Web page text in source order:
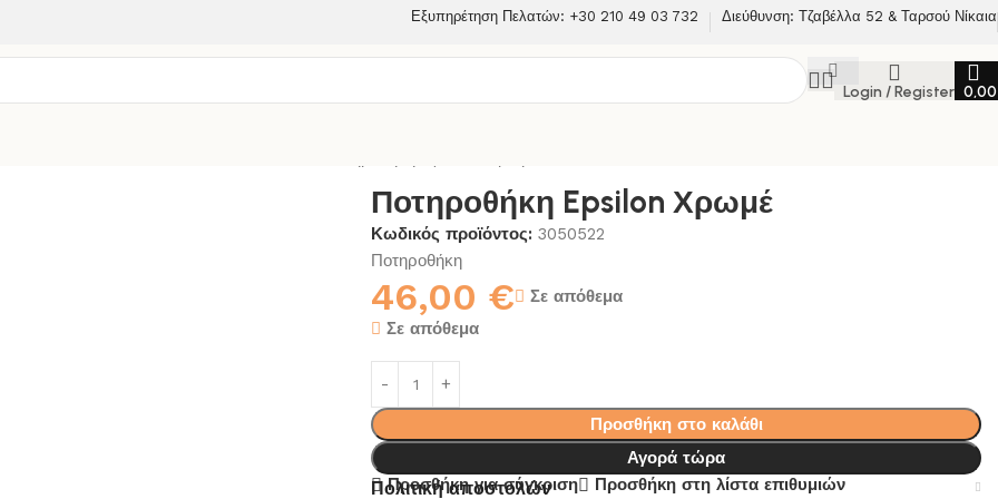
Εξυπηρέτηση Πελατών: +30 210 49 03 732 Διεύθυνση: Τζαβέλλα 52 & Ταρσού Νίκαια
Login / Register
Ποτηροθήκη Epsilon Χρωμέ
Κωδικός προϊόντος:3050522
Ποτηροθήκη
46,00 €
Σε απόθεμα
Σε απόθεμα
Προσθήκη στο καλάθι
Αγορά τώρα
Προσθήκη για σύγκριση
Προσθήκη στη λίστα επιθυμιών
Πολιτική αποστολών